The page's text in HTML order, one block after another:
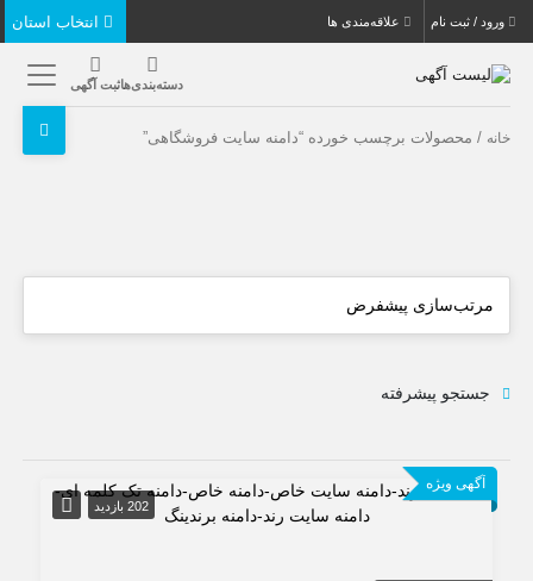
ورود / ثبت نام علاقه‌مندی ها
دسته‌بندی‌هاثبت آگهی
خانه / محصولات برچسب خورده “دامنه سایت فروشگاهی”
جستجو پیشرفته
آگهی ویژه
202 بازدید